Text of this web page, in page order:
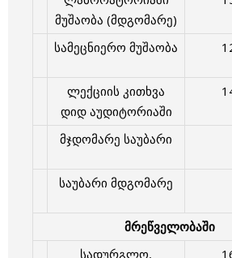
მუშაობა (მდგომარე)
სამეცნიერო მუშაობა
ლექციის კითხვა
დიდ აუდიტორიაში
მჯდომარე საუბარი
საუბარი მდგომარე
მრეწველობაში
სადურგლო,